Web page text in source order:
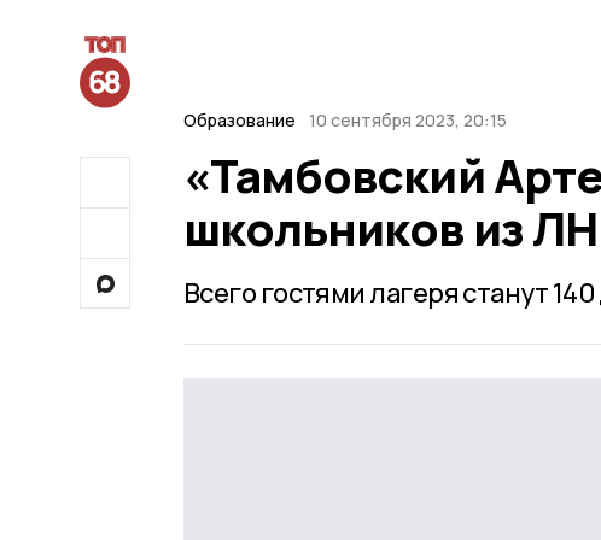
Образование 10 сентября 2023, 20:15
«Тамбовский
школьников из
Всего гостями лагеря станут